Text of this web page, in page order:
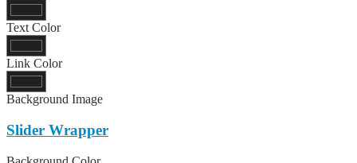
Text Color
Link Color
Background Image
Slider Wrapper